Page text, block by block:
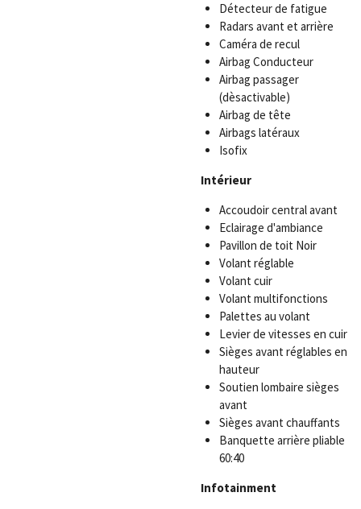
Détecteur de fatigue
Radars avant et arrière
Caméra de recul
Airbag Conducteur
Airbag passager
(dèsactivable)
Airbag de tête
Airbags latéraux
Isofix
Intérieur
Accoudoir central avant
Eclairage d'ambiance
Pavillon de toit Noir
Volant réglable
Volant cuir
Volant multifonctions
Palettes au volant
Levier de vitesses en cuir
Sièges avant réglables en
hauteur
Soutien lombaire sièges
avant
Sièges avant chauffants
Banquette arrière pliable
60:40
Infotainment